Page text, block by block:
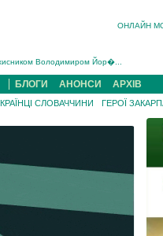
ОНЛАЙН
Володимиром Йор�...
Югасом, який два роки �...
Гербея (ФОТО)[/gree...
(ФОТО)...
13 людей (ФОТО)...
БЛОГИ АНОНСИ АРХІВ
СЛОВАЧЧИНИ ГЕРОЇ